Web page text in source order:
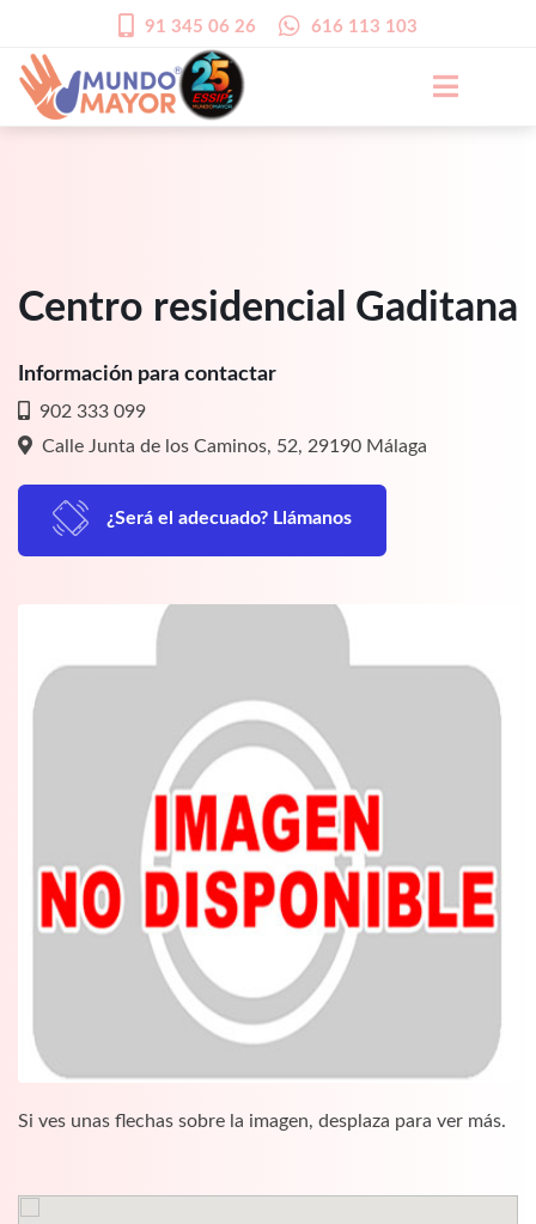
91 345 06 26 616 113 103
Centro residencial Gaditana
Información para contactar
902 333 099
Calle Junta de los Caminos, 52, 29190 Málaga
¿Será el adecuado? Llámanos
Si ves unas flechas sobre la imagen, desplaza para ver más.